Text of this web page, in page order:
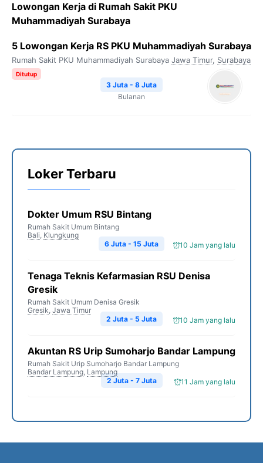
Lowongan Kerja di Rumah Sakit PKU
Muhammadiyah Surabaya
5 Lowongan Kerja RS PKU Muhammadiyah Surabaya
Rumah Sakit PKU Muhammadiyah Surabaya Jawa Timur, Surabaya
Ditutup
3 Juta - 8 Juta
Bulanan
Loker Terbaru
Dokter Umum RSU Bintang
Rumah Sakit Umum Bintang
Bali, Klungkung
10 Jam yang lalu
6 Juta - 15 Juta
Tenaga Teknis Kefarmasian RSU Denisa
Gresik
Rumah Sakit Umum Denisa Gresik
Gresik, Jawa Timur
10 Jam yang lalu
2 Juta - 5 Juta
Akuntan RS Urip Sumoharjo Bandar Lampung
Rumah Sakit Urip Sumoharjo Bandar Lampung
Bandar Lampung, Lampung
11 Jam yang lalu
2 Juta - 7 Juta